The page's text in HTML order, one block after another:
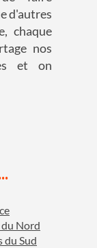
d'autres
chaque
nos
et on
du Nord
du Sud